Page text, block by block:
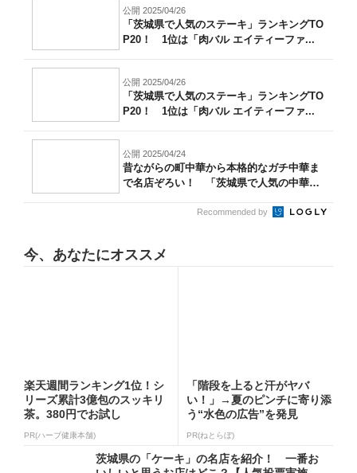
公開 2025/04/26
「茨城県で人気のステーキ」ランキングTO
P20！ 1位は「肉バル エイティーファ...
公開 2025/04/26
「茨城県で人気のステーキ」ランキングTO
P20！ 1位は「肉バル エイティーファ...
公開 2025/04/24
昔ながらの町中華から本格的なガチ中華ま
で名店ぞろい！ 「茨城県で人気の中華料
Recommended by
今、あなたにオススメ
楽天週間ランキング1位！シ
リーズ累計3億包のスッキリ
茶。380円でお試し
PR(ハーブ健康本舗)
「階段を上ると汗がヤバ
い！」→夏のピンチに寄り添
う“水色の広告”を発見
PR(ねとらぼ)
茨城県の「ケーキ」の名店を紹介！ 一番お